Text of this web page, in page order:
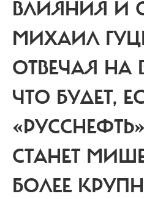
ВЛИЯНИЯ И
МИХАИЛ
ОТВЕЧАЯ НА
ЧТО БУДЕТ,
СТАНЕТ
БОЛЕЕ